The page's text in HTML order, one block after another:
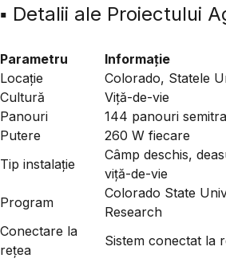
▪️ Detalii ale Proiectului
Parametru
Informație
Locație
Colorado, Statele
Cultură
Viță-de-vie
Panouri
144 panouri
Putere
260 W fiecare
Tip instalație
Câmp deschis,
viță-de-vie
Program
Colorado State
Research
Conectare la
rețea
Sistem conectat la